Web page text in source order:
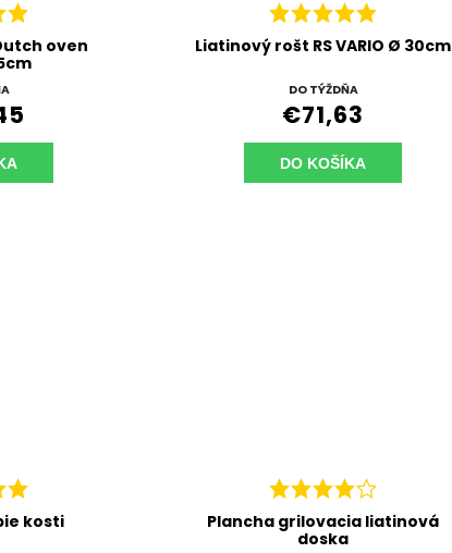
oven
Liatinový rošt RS VARIO Ø 30cm
DO TÝŽDŇA
€71,63
DO KOŠÍKA
kosti
Plancha grilovacia liatinová
doska